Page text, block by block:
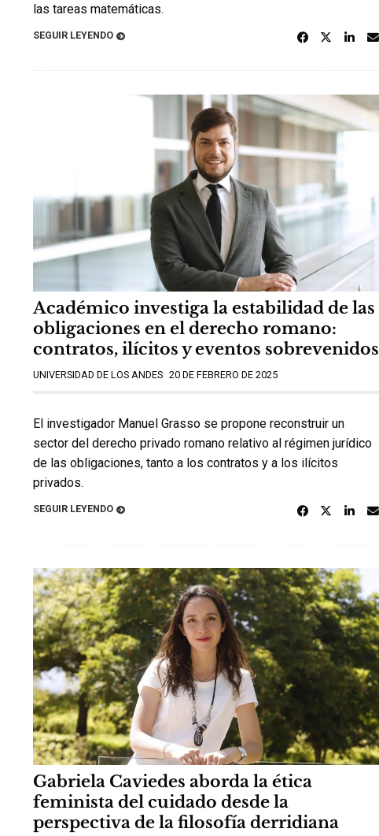
las tareas matemáticas.
SEGUIR LEYENDO
Académico investiga la estabilidad de las
obligaciones en el derecho romano:
contratos, ilícitos y eventos sobrevenidos
UNIVERSIDAD DE LOS ANDES 20 DE FEBRERO DE 2025
El investigador Manuel Grasso se propone reconstruir un
sector del derecho privado romano relativo al régimen jurídico
de las obligaciones, tanto a los contratos y a los ilícitos
privados.
SEGUIR LEYENDO
Gabriela Caviedes aborda la ética
feminista del cuidado desde la
perspectiva de la filosofía derridiana